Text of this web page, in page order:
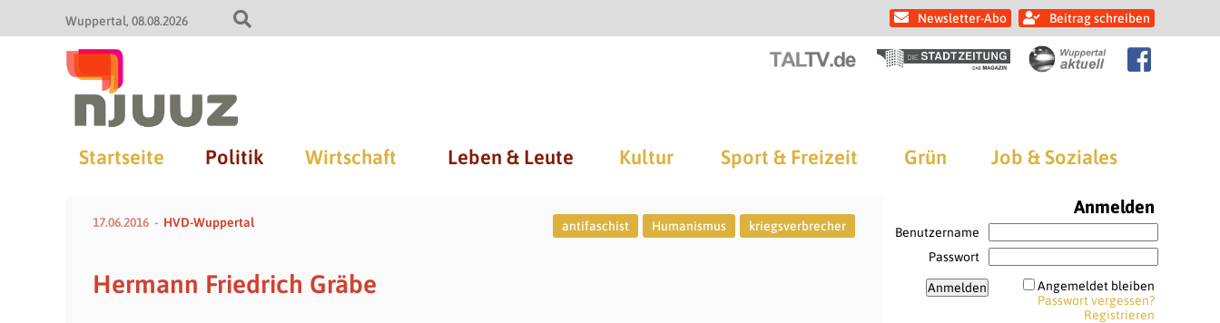
Wuppertal 08.08.2026 Newsletter-Abo Beitrag schreiben
Startseite Politik Wirtschaft Leben & Leute Kultur Sport & Freizeit Grün Job & Soziales
17.06.2016 HVD-Wuppertal antifaschist Humanismus kriegsverbrecher
Hermann Friedrich Gräbe
Anmelden
Benutzername
Passwort
Angemeldet bleiben
Passwort vergessen?
Registrieren